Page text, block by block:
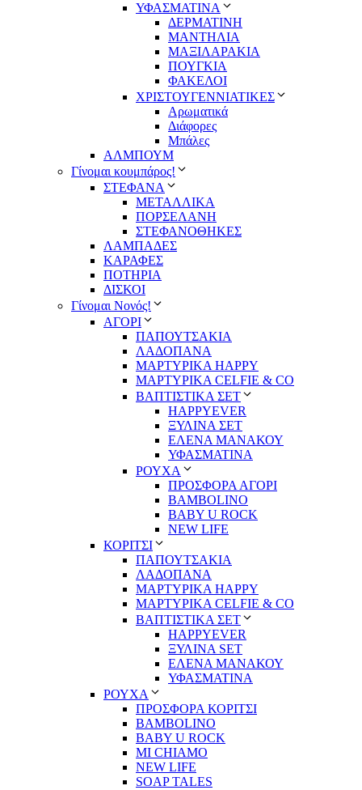
ΥΦΑΣΜΑΤΙΝA
ΔΕΡΜΑΤΙΝΗ
ΜΑΝΤΗΛΙΑ
ΜΑΞΙΛΑΡΑΚΙΑ
ΠΟΥΓΚΙΑ
ΦΑΚΕΛΟΙ
ΧΡΙΣΤΟΥΓΕΝΝΙΑΤΙΚΕΣ
Αρωματικά
Διάφορες
Μπάλες
ΑΛΜΠΟΥΜ
Γίνομαι κουμπάρος!
ΣΤΕΦΑΝΑ
ΜΕΤΑΛΛΙΚΑ
ΠΟΡΣΕΛΑΝΗ
ΣΤΕΦΑΝΟΘΗΚΕΣ
ΛΑΜΠΑΔΕΣ
ΚΑΡΑΦΕΣ
ΠΟΤΗΡΙΑ
ΔΙΣΚΟΙ
Γίνομαι Νονός!
ΑΓΟΡΙ
ΠΑΠΟΥΤΣΑΚΙΑ
ΛΑΔΟΠΑΝΑ
ΜΑΡΤΥΡΙΚΑ HAPPY
ΜΑΡΤΥΡΙΚΑ CELFIE & CO
ΒΑΠΤΙΣΤΙΚΑ ΣΕΤ
HAPPYEVER
ΞΥΛΙΝΑ ΣΕΤ
ΕΛΕΝΑ ΜΑΝΑΚΟΥ
ΥΦΑΣΜΑΤΙΝΑ
ΡΟΥΧΑ
ΠΡΟΣΦΟΡΑ ΑΓΟΡΙ
BAMBOLINO
BABY U ROCK
NEW LIFE
ΚΟΡΙΤΣΙ
ΠΑΠΟΥΤΣΑΚΙΑ
ΛΑΔΟΠΑΝΑ
ΜΑΡΤΥΡΙΚΑ HAPPY
ΜΑΡΤΥΡΙΚΑ CELFIE & CO
ΒΑΠΤΙΣΤΙΚΑ ΣΕΤ
HAPPYEVER
ΞΥΛΙΝΑ SET
ΕΛΕΝΑ ΜΑΝΑΚΟΥ
ΥΦΑΣΜΑΤΙΝΑ
ΡΟΥΧΑ
ΠΡΟΣΦΟΡΑ ΚΟΡΙΤΣΙ
BAMBOLINO
BABY U ROCK
MI CHIAMO
NEW LIFE
SOAP TALES